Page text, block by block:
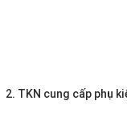
2. TKN cung cấp phụ